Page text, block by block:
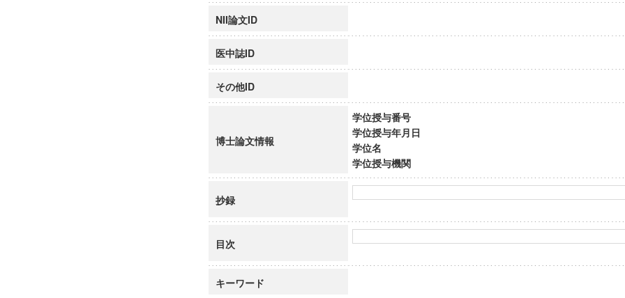
NII論文ID
医中誌ID
その他ID
博士論文情報
学位授与番号
学位授与年月日
学位名
学位授与機関
抄録
目次
キーワード